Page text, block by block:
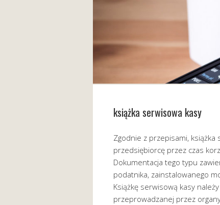
książka serwisowa kasy
Zgodnie z przepisami,
przedsiębiorcę przez czas
Dokumentacja tego typu
podatnika, zainstalowanego
Książkę serwisową kasy
przeprowadzanej przez